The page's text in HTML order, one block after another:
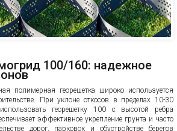
100/160: надежное
полимерная георешетка широко используется
При уклоне откосов в пределах 10-30
использовать георешетку 100 с высотой ребра
эффективное укрепление грунта и часто
дорог, парковок и обустройстве берегов